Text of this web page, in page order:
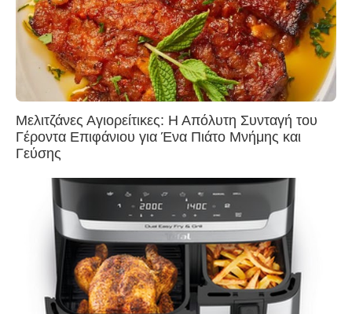
Μελιτζάνες Αγιορείτικες: Η Απόλυτη Συνταγή του
Γέροντα Επιφάνιου για Ένα Πιάτο Μνήμης και
Γεύσης